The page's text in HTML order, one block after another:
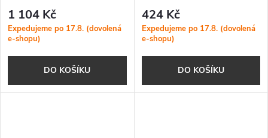
1 104 Kč
Expedujeme po 17.8. (dovolená
e-shopu)
DO KOŠÍKU
424 Kč
Expedujeme po 17.8. (dovolená
e-shopu)
DO KOŠÍKU